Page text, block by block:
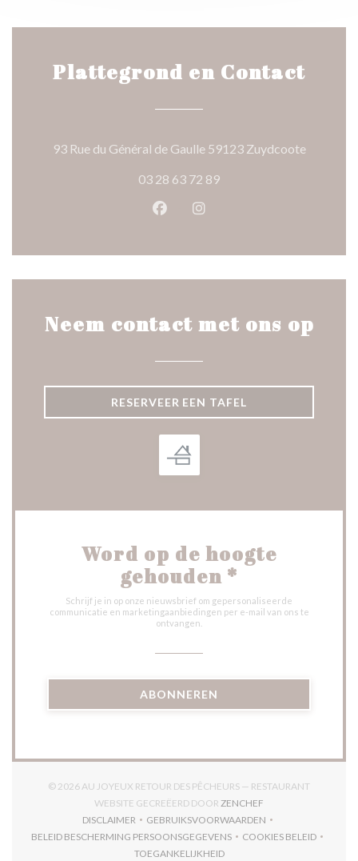
Plattegrond en Contact
93 Rue du Général de Gaulle 59123 Zuydcoote((opent
03 28 63 72 89
Facebook ((opent in een nieuw
Instagram ((opent in een
Neem contact met ons op
RESERVEER EEN TAFEL
Word op de hoogte
gehouden *
Schrijf je in op onze nieuwsbrief om gepersonaliseerde
communicatie en marketingaanbiedingen per e-mail van ons te
ontvangen.
ABONNEREN
© 2026 AU JOYEUX RETOUR DES PÊCHEURS — RESTAURANT
WEBSITE GECREËERD DOOR ZENCHEF
DISCLAIMER
((OPENT IN EEN NIEUW VENSTER))
GEBRUIKSVOORWAARDEN
((OPENT IN EEN NIEUW
BELEID BESCHERMING PERSOONSGEGEVENS
((OPENT IN EEN NIEUW VENSTER))
COOKIES BELEID
((OPENT IN EEN
TOEGANKELIJKHEID